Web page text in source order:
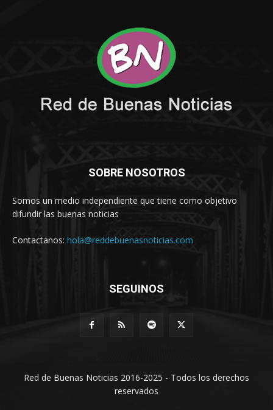
SOBRE NOSOTROS
Somos un medio independiente que tiene como objetivo
difundir las buenas noticias
Contactanos: hola@reddebuenasnoticias.com
SEGUINOS
Red de Buenas Noticias 2016-2025 - Todos los derechos
reservados